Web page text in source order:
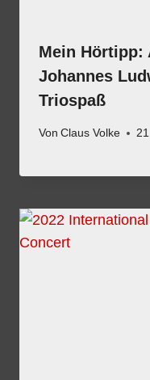
Mein Hörtipp:
Johannes
Triospaß
Von Claus Volke